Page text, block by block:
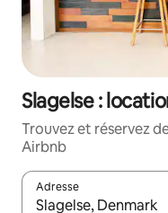
Slagelse :
Trouvez et réservez
Airbnb
Adresse
Lorsque les résultats